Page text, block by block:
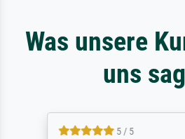
Was unsere
uns
5 / 5